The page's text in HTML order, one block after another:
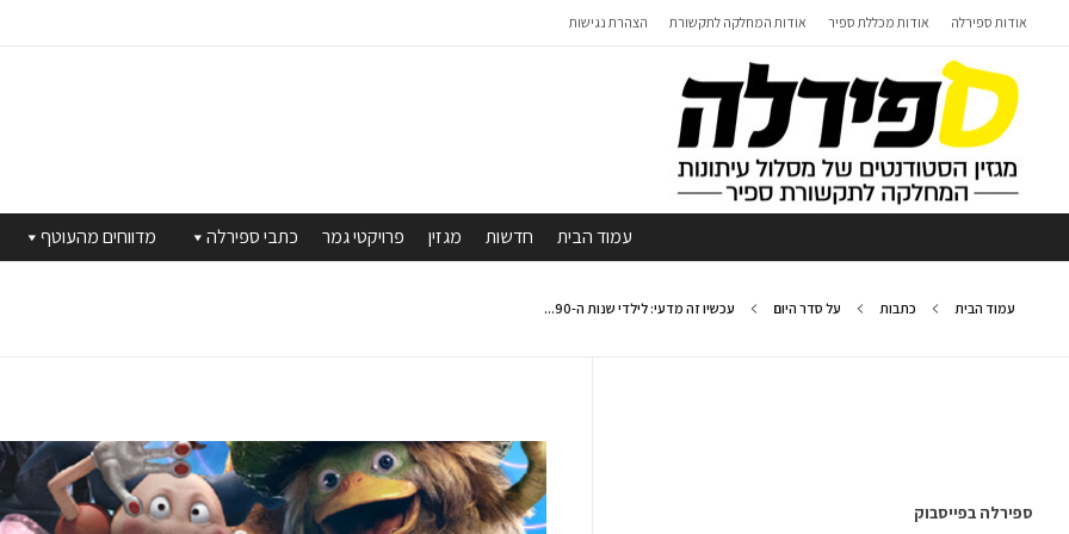
אודות ספירלה אודות מכללת ספיר אודות המחלקה לתקשורת הצהרת נגישות
עמוד הבית חדשות מגזין פרויקטי גמר כתבי ספירלה מדווחים מהעוטף
עמוד הבית כתבות על סדר היום עכשיו זה מדעי: לילדי שנות ה-90...
ספירלה בפייסבוק